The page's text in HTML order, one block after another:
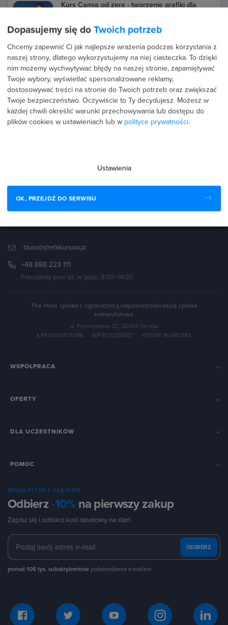
Kurs Canva od zera - tworzenie grafiki dla
Poziom Podstawowy
Kurs CapCut z AI - rolki i shorty 10x szybciej
Podstawowy
169zł
Kurs Blender od podstaw - wprowadzenie do
biuro@strefakursow.pl
+48 888 223 111
Pracujemy pon.–pt. w godz. 9:00–16:00
The Hero spółka z ograniczoną odpowiedzialnością spółka
komandytowa
ul. Przemysłowa 27, 33-100 Tarnów
KRS 0000574088
NIP 8733255817 REGON 362462183
WSPÓŁPRACA
OFERTY
DLA UCZESTNIKÓW
POMOC
NEWSLETTER Z RABATEM
Odbierz-10%na pierwszy zakup
Zapisz się i odbierz kod rabatowy na start.
ODBIERZ
ponad 106 tys. subskrybentów potwierdzenie e-mailem
Dopasujemy się do Twoich potrzeb
Chcemy zapewnić Ci jak najlepsze wrażenia podczas korzystania z
naszej strony, dlatego wykorzystujemy na niej ciasteczka. To dzięki
nim możemy wychwytywać błędy na naszej stronie, zapamiętywać
Twoje wybory, wyświetlać spersonalizowane reklamy,
dostosowywać treści na stronie do Twoich potrzeb oraz zwiększać
Twoje bezpieczeństwo. Oczywiście to Ty decydujesz. Możesz w
każdej chwili określić warunki przechowywania lub dostępu do
plików cookies w ustawieniach lub w polityce prywatności.
Ustawienia
OK, PRZEJDŹ DO SERWISU